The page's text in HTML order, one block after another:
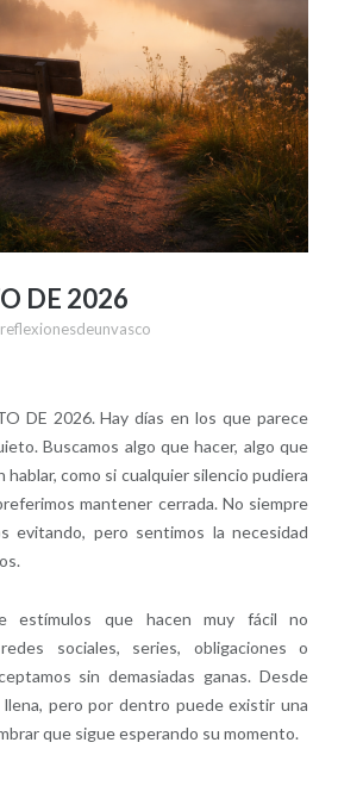
DE 2026
reflexionesdeunvasco
DE 2026. Hay días en los que parece
Buscamos algo que hacer, algo que
hablar, como si cualquier silencio pudiera
mantener cerrada. No siempre
evitando, pero sentimos la necesidad
estímulos que hacen muy fácil no
sociales, series, obligaciones o
sin demasiadas ganas. Desde
pero por dentro puede existir una
que sigue esperando su momento.